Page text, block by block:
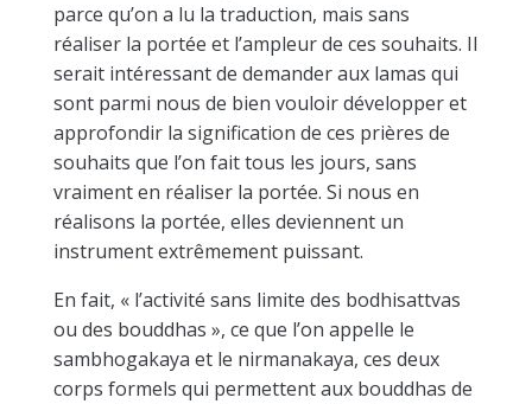
parce qu’on a lu la traduction, mais sans
réaliser la portée et l’ampleur de ces souhaits. Il
serait intéressant de demander aux lamas qui
sont parmi nous de bien vouloir développer et
approfondir la signification de ces prières de
souhaits que l’on fait tous les jours, sans
vraiment en réaliser la portée. Si nous en
réalisons la portée, elles deviennent un
instrument extrêmement puissant.
En fait, « l’activité sans limite des bodhisattvas
ou des bouddhas », ce que l’on appelle le
sambhogakaya et le nirmanakaya, ces deux
corps formels qui permettent aux bouddhas de